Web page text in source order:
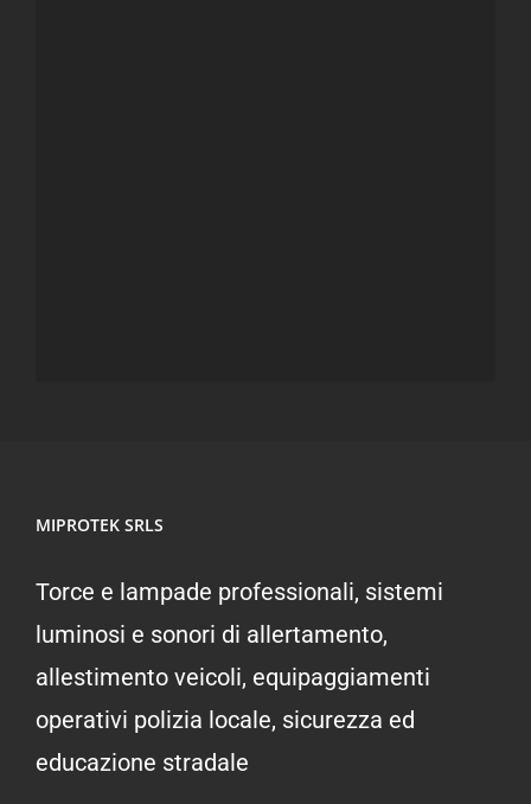
MIPROTEK SRLS
Torce e lampade professionali, sistemi
luminosi e sonori di allertamento,
allestimento veicoli, equipaggiamenti
operativi polizia locale, sicurezza ed
educazione stradale